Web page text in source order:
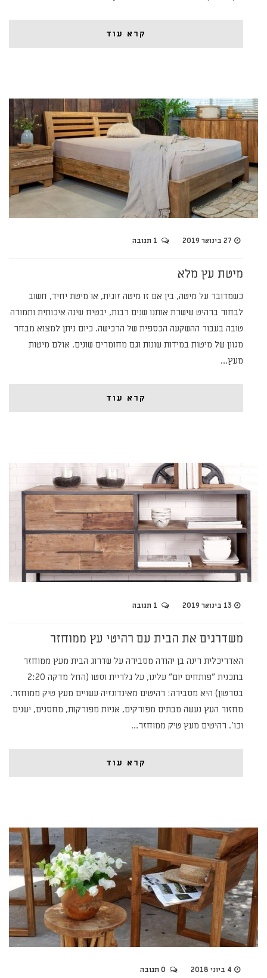
קרא עוד
27 בינואר 2019
מיטת עץ מלא
כשמדובר על מיטה, בין אם זו מיטה זוגית, או מיטת יחיד, חשוב
לבחור ברהיט שישרת אותנו שנים רבות, יבטיח שינה איכותית ותמורה
טובה בעבור ההשקעה הכספית של הרכישה. כיום ניתן למצוא מבחר
מגוון של מיטות במידות שונות וגם מחומרים שונים. אולם מיטות
מעץ…
קרא עוד
13 בינואר 2019
משדרגים את הבית עם רהיטי עץ ממוחזר
האדריכלית רינה בן יהודה מסבירה על שדרוג הבית מעץ ממוחזר
בתכנית "פותחים יום" עלינו, על גלריית וסטו (החל מדקה 2:20
בסרטון) היא מסבירה: רהיטים מאינדונזיה עשויים מעץ טיק ממוחזר.
מחזור העץ נעשה מבתים מפורקים, אניות מפורקות, מחסנים, ישנים
וכו'. רהיטים מעץ טיק ממוחזר…
קרא עוד
4 ביוני 2018